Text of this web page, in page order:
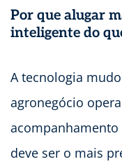
Por que alugar
inteligente do
A tecnologia
agronegócio
acompanhamento
deve ser o mais